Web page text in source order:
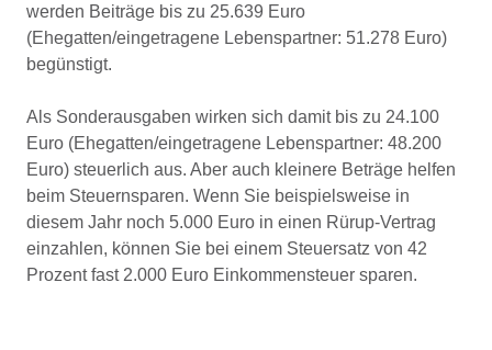
werden Beiträge bis zu 25.639 Euro
(Ehegatten/eingetragene Lebenspartner: 51.278 Euro)
begünstigt.
Als Sonderausgaben wirken sich damit bis zu 24.100
Euro (Ehegatten/eingetragene Lebenspartner: 48.200
Euro) steuerlich aus. Aber auch kleinere Beträge helfen
beim Steuernsparen. Wenn Sie beispielsweise in
diesem Jahr noch 5.000 Euro in einen Rürup-Vertrag
einzahlen, können Sie bei einem Steuersatz von 42
Prozent fast 2.000 Euro Einkommensteuer sparen.